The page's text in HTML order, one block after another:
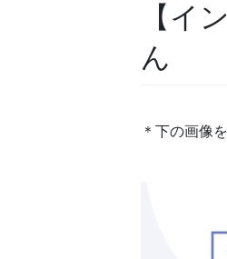
【イ
ん
＊下の画像